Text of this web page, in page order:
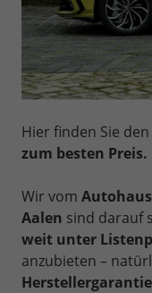
Hier finden Sie den
zum besten Preis.
Wir vom
Aalen sind darauf
weit unter
anzubieten –